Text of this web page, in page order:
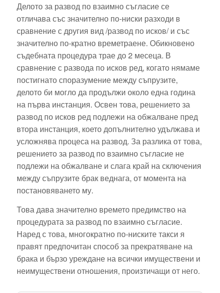
Делото за развод по взаимно съгласие се
отличава със значително по-ниски разходи в
сравнение с другия вид /развод по исков/ и със
значително по-кратно времетраене. Обикновено
съдебната процедура трае до 2 месеца. В
сравнение с развода по исков ред, когато нямаме
постигнато споразумение между съпрузите,
делото би могло да продължи около една година
на първа инстанция. Освен това, решението за
развод по исков ред подлежи на обжалване пред
втора инстанция, което допълнително удължава и
усложнява процеса на развод. За разлика от това,
решението за развод по взаимно съгласие не
подлежи на обжалване и слага край на сключения
между съпрузите брак веднага, от момента на
постановяването му.
Това дава значително времето предимство на
процедурата за развод по взаимно съгласие.
Наред с това, многократно по-ниските такси я
правят предпочитан способ за прекратяване на
брака и бързо уреждане на всички имуществени и
неимуществени отношения, произтичащи от него.